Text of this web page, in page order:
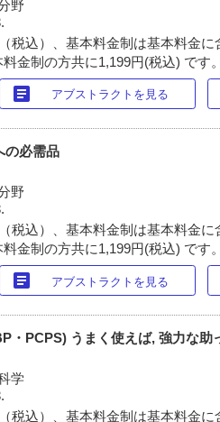
野
税込）、基本料金制は基本料金に
金制の方共に1,199円(税込) です。
article アブストラクトを見る
の必需品
野
税込）、基本料金制は基本料金に
金制の方共に1,199円(税込) です。
article アブストラクトを見る
・PCPS) うまく使えば, 強力な助
学
税込）、基本料金制は基本料金に